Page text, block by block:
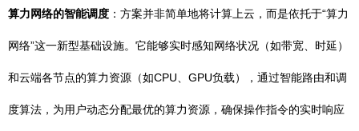
算力网络的智能调度 ：方案并非简单地将计算上云，而是依托于“算力
网络”这一新型基础设施。它能够实时感知网络状况（如带宽、时延）
和云端各节点的算力资源（如CPU、GPU负载），通过智能路由和调
度算法，为用户动态分配最优的算力资源，确保操作指令的实时响应